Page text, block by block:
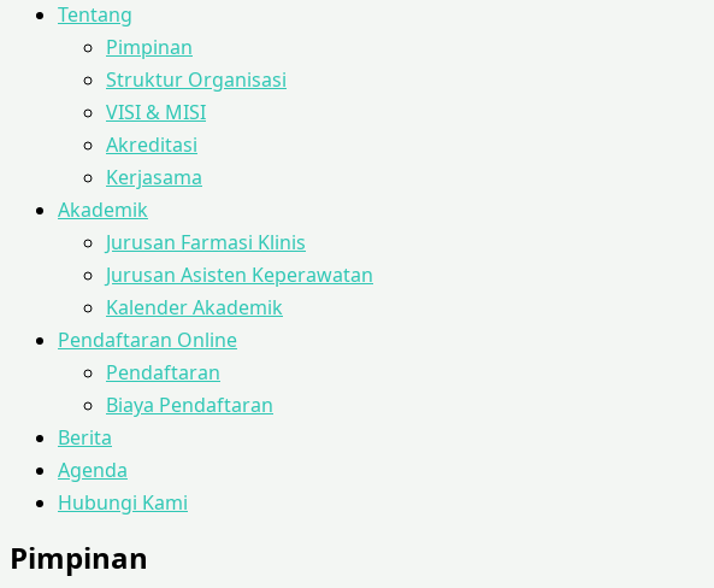
Tentang
Pimpinan
Struktur Organisasi
VISI & MISI
Akreditasi
Kerjasama
Akademik
Jurusan Farmasi Klinis
Jurusan Asisten Keperawatan
Kalender Akademik
Pendaftaran Online
Pendaftaran
Biaya Pendaftaran
Berita
Agenda
Hubungi Kami
Pimpinan